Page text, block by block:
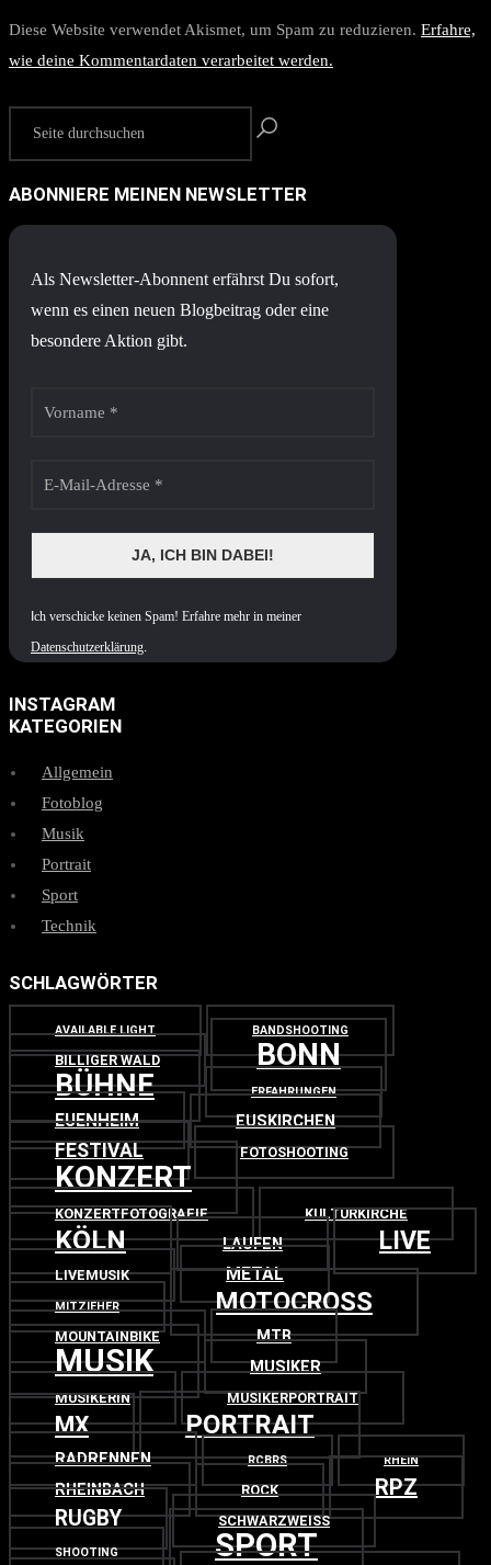
Diese Website verwendet Akismet, um Spam zu reduzieren. Erfahre,
wie deine Kommentardaten verarbeitet werden.
ABONNIERE MEINEN NEWSLETTER
Als Newsletter-Abonnent erfährst Du sofort,
wenn es einen neuen Blogbeitrag oder eine
besondere Aktion gibt.
ch verschicke keinen Spam! Erfahre mehr in meiner
Datenschutzerklärung.
INSTAGRAM
KATEGORIEN
Allgemein
Fotoblog
Musik
Portrait
Sport
Technik
SCHLAGWÖRTER
AVAILABLE LIGHT BANDSHOOTING
BILLIGER WALD BONN
BÜHNE ERFAHRUNGEN
EUENHEIM EUSKIRCHEN
FESTIVAL FOTOSHOOTING
KONZERT
KONZERTFOTOGRAFIE KULTURKIRCHE
KÖLN LAUFEN LIVE
LIVEMUSIK METAL
MITZIEHER MOTOCROSS
MOUNTAINBIKE MTB
MUSIK MUSIKER
MUSIKERIN MUSIKERPORTRAIT
MX PORTRAIT
RADRENNEN RCBRS RHEIN
RHEINBACH ROCK RPZ
RUGBY SCHWARZWEISS
SHOOTING SPORT